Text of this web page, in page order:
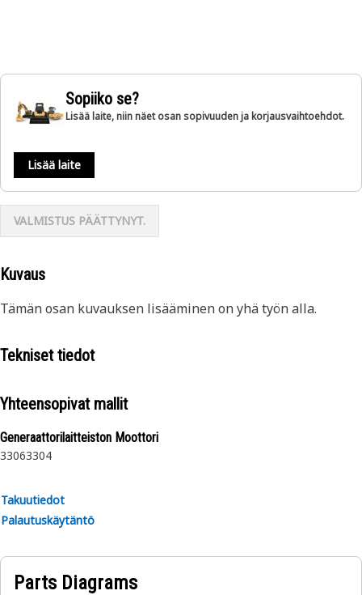
Sopiiko se?
Lisää laite, niin näet osan sopivuuden ja korjausvaihtoehdot.
Lisää laite
VALMISTUS PÄÄTTYNYT.
Kuvaus
Tämän osan kuvauksen lisääminen on yhä työn alla.
Tekniset tiedot
Yhteensopivat mallit
Generaattorilaitteiston Moottori
33063304
Takuutiedot
Palautuskäytäntö
Parts Diagrams